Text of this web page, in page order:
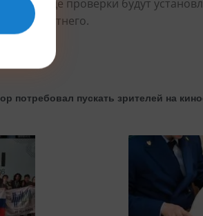
В ходе проверки будут
малолетнего.